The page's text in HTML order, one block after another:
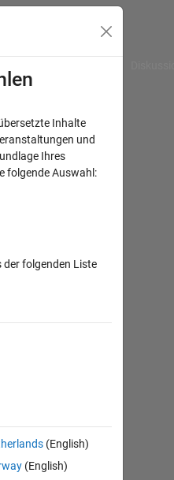
Inhalte
und
Ihres
folgende Auswahl:
der folgenden Liste
(English)
(English)